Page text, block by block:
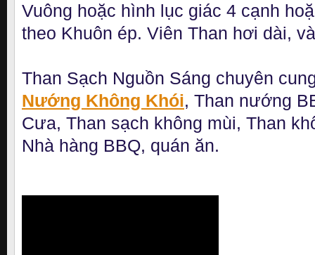
Vuông hoặc hình lục giác 4 cạnh
theo Khuôn ép. Viên Than hơi dài,
Than Sạch Nguồn Sáng chuyên
Nướng Không Khói, Than nướng
Cưa, Than sạch không mùi, Than
Nhà hàng BBQ, quán ăn.